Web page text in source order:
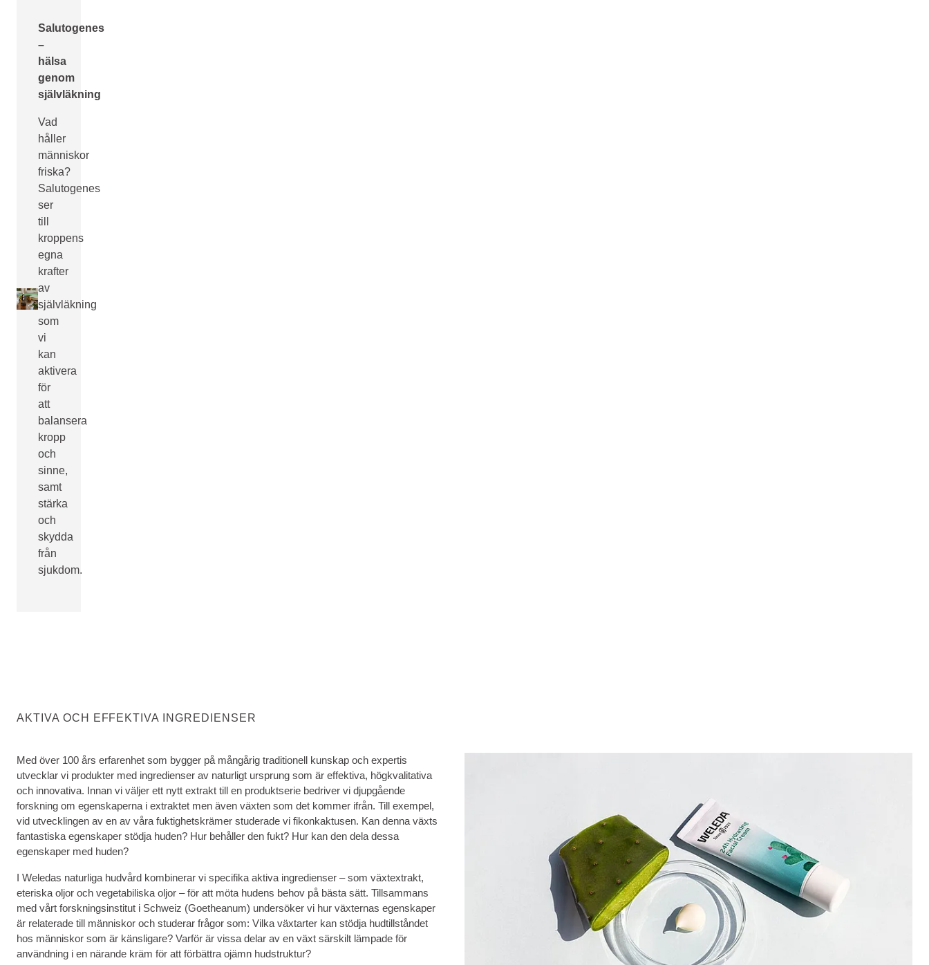
Salutogenes
–
hälsa
genom
självläkning
Vad
håller
människor
friska?
Salutogenes
ser
till
kroppens
egna
krafter
av
självläkning
som
vi
kan
aktivera
för
att
balansera
kropp
och
sinne,
samt
stärka
och
skydda
från
sjukdom.
AKTIVA OCH EFFEKTIVA INGREDIENSER
Med över 100 års erfarenhet som bygger på mångårig traditionell kunskap och expertis
utvecklar vi produkter med ingredienser av naturligt ursprung som är effektiva, högkvalitativa
och innovativa. Innan vi väljer ett nytt extrakt till en produktserie bedriver vi djupgående
forskning om egenskaperna i extraktet men även växten som det kommer ifrån. Till exempel,
vid utvecklingen av en av våra fuktighetskrämer studerade vi fikonkaktusen. Kan denna växts
fantastiska egenskaper stödja huden? Hur behåller den fukt? Hur kan den dela dessa
egenskaper med huden?
I Weledas naturliga hudvård kombinerar vi specifika aktiva ingredienser – som växtextrakt,
eteriska oljor och vegetabiliska oljor – för att möta hudens behov på bästa sätt. Tillsammans
med vårt forskningsinstitut i Schweiz (Goetheanum) undersöker vi hur växternas egenskaper
är relaterade till människor och studerar frågor som: Vilka växtarter kan stödja hudtillståndet
hos människor som är känsligare? Varför är vissa delar av en växt särskilt lämpade för
användning i en närande kräm för att förbättra ojämn hudstruktur?